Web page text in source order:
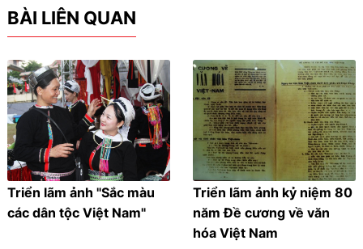
BÀI LIÊN QUAN
Triển lãm ảnh "Sắc màu
các dân tộc Việt Nam"
Triển lãm ảnh kỷ niệm 80
năm Đề cương về văn
hóa Việt Nam